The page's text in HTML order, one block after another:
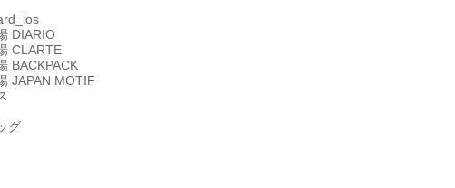
DIARIO
CLARTE
BACKPACK
JAPAN MOTIF
グ